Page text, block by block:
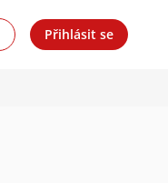
Přihlásit se